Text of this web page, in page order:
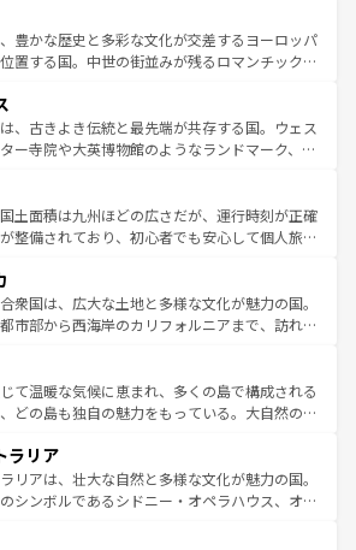
によって風土や気候が異なるスペインはその個
性で訪れる人を魅了する。 なお、新着のスペイン情報は コ
覧を参照してほしい。
魅力が詰まっている。華麗な宮殿、歴史的な大
いビーチ、そして豊かな自然が、訪れる者を心
る。また、フランスは美食の国としても知ら
ンパンの発祥地であるランス、プロヴァンスの
ベンダー畑など、多彩な楽しみ方が可能だ。さ
以外の地域にも魅力が溢れており、どの街角に
足を運ぶとそれぞれで全く異なる文化を体験で
きるだろう。 なお、新着のフランス情報はコンテンツ一覧
ほしい。
豊かな歴史と多彩な文化が交差するヨーロッパ
置する国。中世の街並みが残るロマンチック街
の国は、どこを歩いても飽きることがない。ベ
化的活気、バイエルン州のアルプスの絶景、そ
川沿いのワイン畑といった風景は必見。ビール
な人にはぜひ体験してほしい。 なお、新着の
はコンテンツ一覧を参照してほしい。
、古きよき伝統と最先端が共存する国。ウェス
ー寺院や大英博物館のようなランドマーク、歴
異なる魅力がある。また、優雅なアフタヌーン
ール好きにはたまらない英国パブ、サッカー観
場だからこそできる体験も豊富。イギリスを旅
を参照してほしい。
土面積は九州ほどの広さだが、運行時刻が正確
整備されており、初心者でも安心して個人旅行
のまま残る町や、スイスならではのユニークな
り、アルプス観光だけでなく町歩きも満喫する
る。国民の所得が高いため物価も高いが、旅行
無料で観光を楽しむこともできる。 なお、新
情報はコンテンツ一覧 を参照してほしい。
衆国は、広大な土地と多様な文化が魅力の国。
市部から西海岸のカリフォルニアまで、訪れる
大都市は、観光、ショッピング、エンターテイ
詰まった刺激的なスポットだ。一方、アメリカ
自然が広がり、グランドキャニオンやイエロー
オーリンズでは、音楽と美食が融合した独特の
。旅行者はアメリカの各地域で異なる魅力を楽
、その多様性と豊かな歴史を感じることができ
旅のスタイルだ。 なお、新着のアメリカ
て温暖な気候に恵まれ、多くの島で構成される
どの島も独自の魅力をもっている。大自然の神
逃せない。また、定番の観光地といえばオアフ
かな自然を求めるならマウイ島やカウアイ島が
エメラルドグリーンに輝く海をはじめ、豊かな
なしの心で訪れる人々を迎えてくれるハワイの
ラリア
リアは、壮大な自然と多様な文化が魅力の国。
シンボルであるシドニー・オペラハウス、オー
や大陸中央部にそびえるウルル（エアーズロッ